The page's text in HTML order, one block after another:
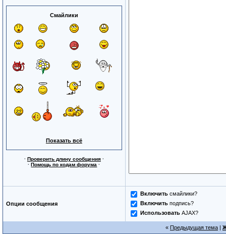
Смайлики
Показать всё
· Проверить длину сообщения·
·Помощь по кодам форума ·
Опции сообщения
Включитьсмайлики?
Включитьподпись?
ИспользоватьAJAX?
« Предыдущая тема |